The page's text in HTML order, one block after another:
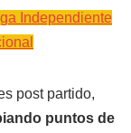
Independiente
post partido,
puntos de